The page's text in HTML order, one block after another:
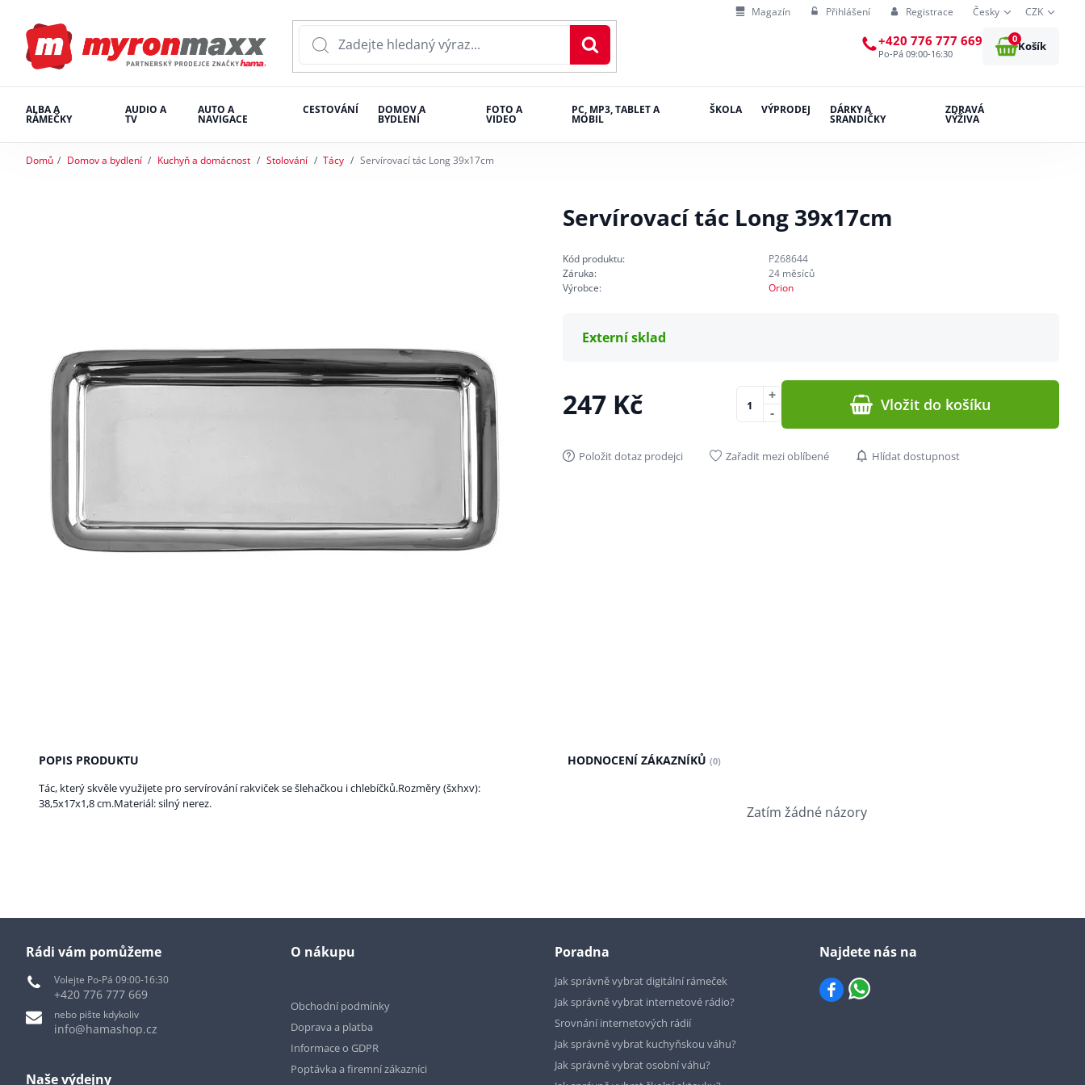
Magazín Přihlášení Registrace Česky CZK
+420 776 777 669
Po-Pá 09:00-16:30
0
Košík
ALBA A
RÁMEČKY
AUDIO A
TV
AUTO A
NAVIGACE
CESTOVÁNÍ DOMOV A
BYDLENÍ
FOTO A
VIDEO
PC, MP3, TABLET A
MOBIL
ŠKOLA VÝPRODEJ DÁRKY A
SRANDIČKY
ZDRAVÁ
VÝŽIVA
Domů Domov a bydlení Kuchyň a domácnost Stolování Tácy Servírovací tác Long 39x17cm
Servírovací tác Long 39x17cm
Kód produktu:
P268644
Záruka:
24 měsíců
Výrobce:
Orion
Externí sklad
247 Kč -
+ Vložit do košíku
Položit dotaz prodejci Zařadit mezi oblíbené Hlídat dostupnost
POPIS PRODUKTU
Tác, který skvěle využijete pro servírování rakviček se šlehačkou i chlebíčků.Rozměry (šxhxv):
38,5x17x1,8 cm.Materiál: silný nerez.
HODNOCENÍ ZÁKAZNÍKŮ (0)
Zatím žádné názory
Rádi vám pomůžeme
Volejte Po-Pá 09:00-16:30
+420 776 777 669
nebo pište kdykoliv
info@hamashop.cz
Naše výdejny
O nákupu
Obchodní podmínky
Doprava a platba
Informace o GDPR
Poptávka a firemní zákazníci
Poradna
Jak správně vybrat digitální rámeček
Jak správně vybrat internetové rádio?
Srovnání internetových rádií
Jak správně vybrat kuchyňskou váhu?
Jak správně vybrat osobní váhu?
Najdete nás na